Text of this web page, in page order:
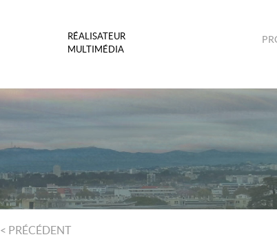
RÉALISATEUR
MULTIMÉDIA
< PRÉCÉDENT